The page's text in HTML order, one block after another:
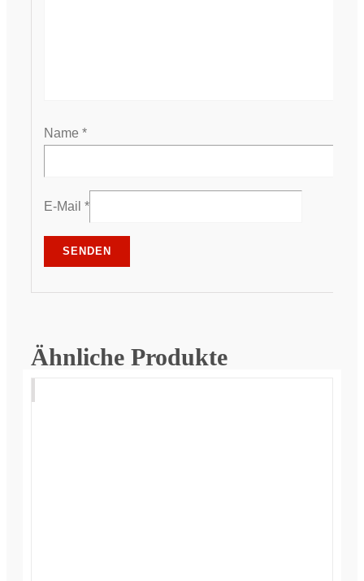
Name *
E-Mail *
Ähnliche Produkte